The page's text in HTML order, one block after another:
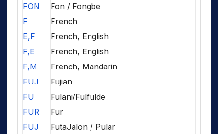
FON
Fon / Fongbe
F
French
E,F
French, English
F,E
French, English
F,M
French, Mandarin
FUJ
Fujian
FU
Fulani/Fulfulde
FUR
Fur
FUJ
FutaJalon / Pular